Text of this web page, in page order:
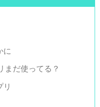
に
まだ使ってる？
リ